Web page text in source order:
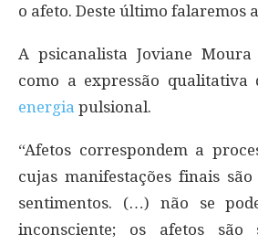
o afeto. Deste último falaremos
A psicanalista Joviane
como a expressão qualitativa
energia pulsional.
“Afetos correspondem a
cujas manifestações finais
sentimentos. (…) não se
inconsciente; os afetos são